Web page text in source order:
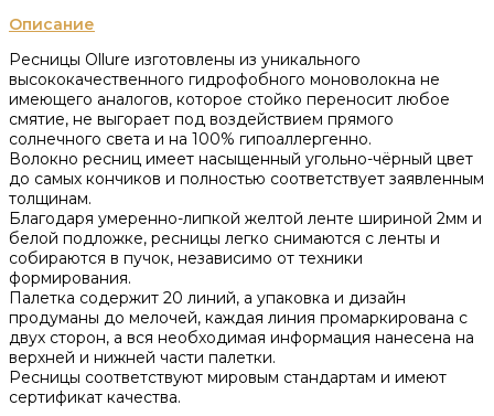
Описание
Ресницы Ollure изготовлены из уникального
высококачественного гидрофобного моноволокна не
имеющего аналогов, которое стойко переносит любое
смятие, не выгорает под воздействием прямого
солнечного света и на 100% гипоаллергенно.
Волокно ресниц имеет насыщенный угольно-чёрный цвет
до самых кончиков и полностью соответствует заявленным
толщинам.
Благодаря умеренно-липкой желтой ленте шириной 2мм и
белой подложке, ресницы легко снимаются с ленты и
собираются в пучок, независимо от техники
формирования.
Палетка содержит 20 линий, а упаковка и дизайн
продуманы до мелочей, каждая линия промаркирована с
двух сторон, а вся необходимая информация нанесена на
верхней и нижней части палетки.
Ресницы соответствуют мировым стандартам и имеют
сертификат качества.